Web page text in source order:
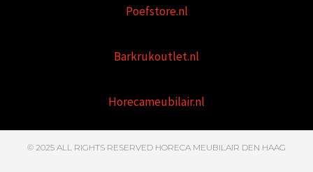
Poefstore.nl
Barkrukoutlet.nl
Horecameubilair.nl
© 2025 ALL RIGHTS RESERVED HORECA MEUBILAIR DEN HAAG